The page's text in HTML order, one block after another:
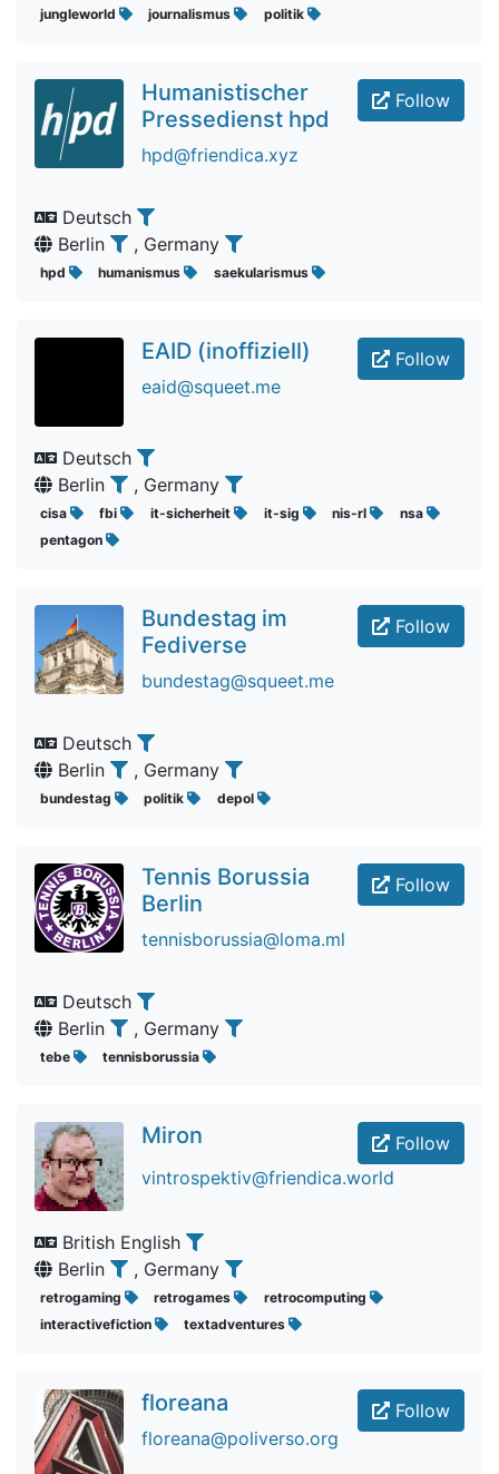
jungleworld journalismus politik
Follow
Humanistischer
Pressedienst hpd
hpd@friendica.xyz
Deutsch
Berlin
, Germany
hpd humanismus saekularismus
Follow
EAID (inoffiziell)
eaid@squeet.me
Deutsch
Berlin
, Germany
cisa fbi it-sicherheit it-sig nis-rl
nsa
pentagon
Follow
Bundestag im
Fediverse
bundestag@squeet.me
Deutsch
Berlin
, Germany
bundestag politik depol
Follow
Tennis Borussia
Berlin
tennisborussia@loma.ml
Deutsch
Berlin
, Germany
tebe tennisborussia
Follow
Miron
vintrospektiv@friendica.world
British English
Berlin
, Germany
retrogaming retrogames
retrocomputing
interactivefiction
textadventures
Follow
floreana
floreana@poliverso.org